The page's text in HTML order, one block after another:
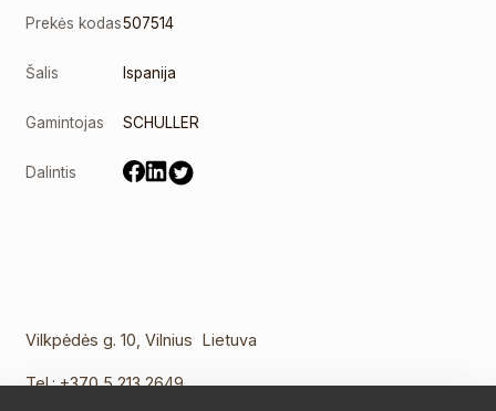
Prekės kodas507514
Šalis Ispanija
Gamintojas SCHULLER
Dalintis
Vilkpėdės g. 10, Vilnius Lietuva
Tel.:+370 5 213 2649